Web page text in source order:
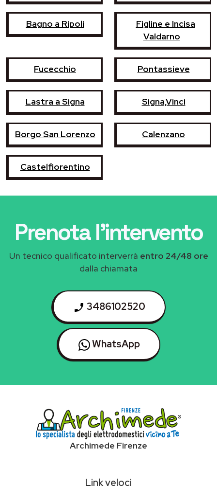
Bagno a Ripoli
Figline e Incisa
Valdarno
Fucecchio Pontassieve
Lastra a Signa Signa,Vinci
Borgo San Lorenzo Calenzano
Castelfiorentino
Prenota l'intervento
Un tecnico qualificato interverrà entro 24/48 ore
dalla chiamata
3486102520
WhatsApp
Archimede Firenze
Link veloci